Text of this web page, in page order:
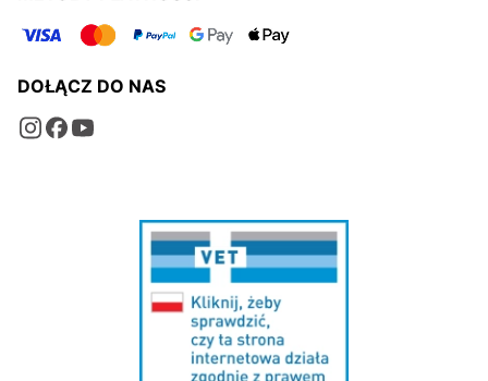
DOŁĄCZ DO NAS